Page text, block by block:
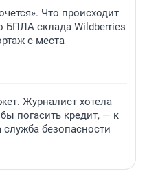
Что происходит
БПЛА склада Wildberries
с места
Журналист хотела
погасить кредит, — к
безопасности